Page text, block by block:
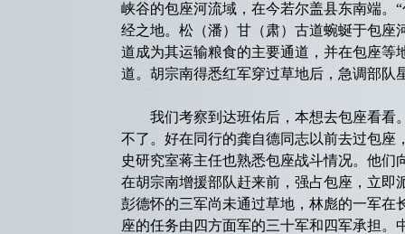
峡谷的包座河流域，在今若尔盖县东南端。
经之地。松（潘）甘（肃）古道蜿蜒于包座
道成为其运输粮食的主要通道，并在包座等
道。胡宗南得悉红军穿过草地后，急调部队
我们考察到达班佑后，本想去包座看看
不了。好在同行的龚自德同志以前去过包座
史研究室蒋主任也熟悉包座战斗情况。他
在胡宗南增援部队赶来前，强占包座，立即
彭德怀的三军尚未通过草地，林彪的一军在
座的任务由四方面军的三十军和四军承担